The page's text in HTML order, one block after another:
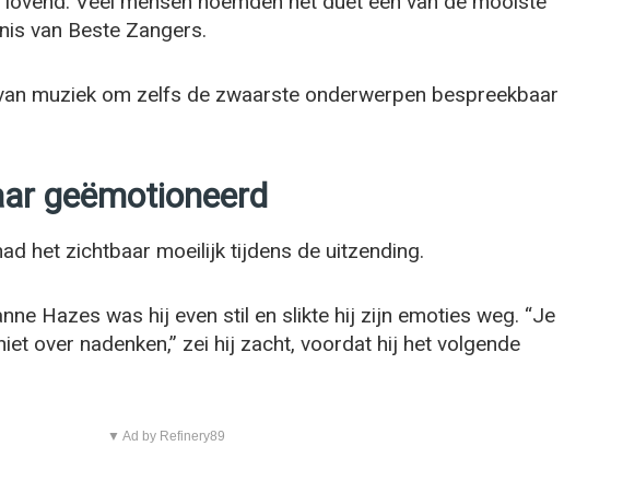
van Beste Zangers.
muziek om zelfs de zwaarste onderwerpen bespreekbaar
geëmotioneerd
het zichtbaar moeilijk tijdens de uitzending.
Hazes was hij even stil en slikte hij zijn emoties weg. “Je
over nadenken,” zei hij zacht, voordat hij het volgende
▼ Ad by Refinery89